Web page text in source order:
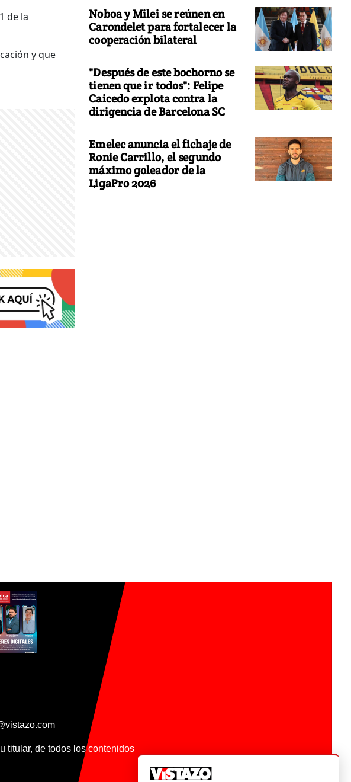
de la
y que
Noboa y Milei se reúnen en
Carondelet para fortalecer la
cooperación bilateral
"Después de este bochorno se
tienen que ir todos": Felipe
Caicedo explota contra la
dirigencia de Barcelona SC
Emelec anuncia el fichaje de
Ronie Carrillo, el segundo
máximo goleador de la
LigaPro 2026
titular, de todos los contenidos